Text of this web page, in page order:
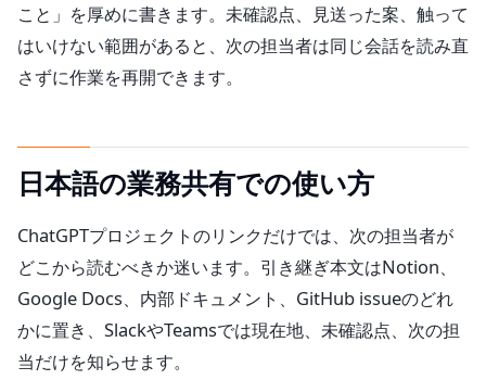
こと」を厚めに書きます。未確認点、見送った案、触って
はいけない範囲があると、次の担当者は同じ会話を読み直
さずに作業を再開できます。
日本語の業務共有での使い方
ChatGPTプロジェクトのリンクだけでは、次の担当者が
どこから読むべきか迷います。引き継ぎ本文はNotion、
Google Docs、内部ドキュメント、GitHub issueのどれ
かに置き、SlackやTeamsでは現在地、未確認点、次の担
当だけを知らせます。